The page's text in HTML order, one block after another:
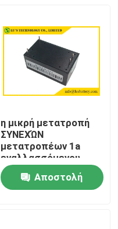
η μικρή μετατροπή
ΣΥΝΕΧΏΝ
μετατροπέων 1a
εναλλασσόμενου
ρεύματος 3.3V 5V
επιταχύνει το
κύκλωμα 2000m
Αποστολή